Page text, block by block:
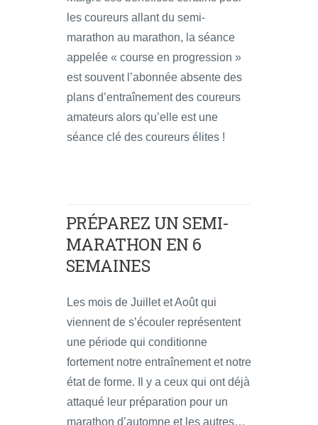
les coureurs allant du semi-
marathon au marathon, la séance
appelée « course en progression »
est souvent l’abonnée absente des
plans d’entraînement des coureurs
amateurs alors qu’elle est une
séance clé des coureurs élites !
PRÉPAREZ UN SEMI-
MARATHON EN 6
SEMAINES
Les mois de Juillet et Août qui
viennent de s’écouler représentent
une période qui conditionne
fortement notre entraînement et notre
état de forme. Il y a ceux qui ont déjà
attaqué leur préparation pour un
marathon d’automne et les autres…